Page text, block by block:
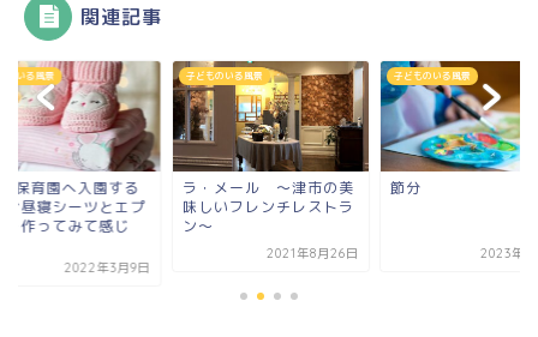
関連記事
のいる風景
保育園へ入園する
お昼寝シーツとエプ
を作ってみて感じ
2022年3月9日
子どものいる風景
ラ・メール ～津市の美
味しいフレンチレストラ
ン～
2021年8月26日
子どものいる風景
節分
2023年2